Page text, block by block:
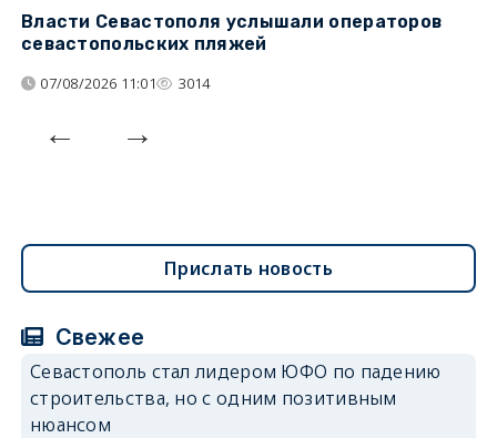
Власти Севастополя услышали операторов
севастопольских пляжей
07/08/2026 11:01 3014
Прислать новость
Свежее
Севастополь стал лидером ЮФО по падению
строительства, но с одним позитивным
нюансом